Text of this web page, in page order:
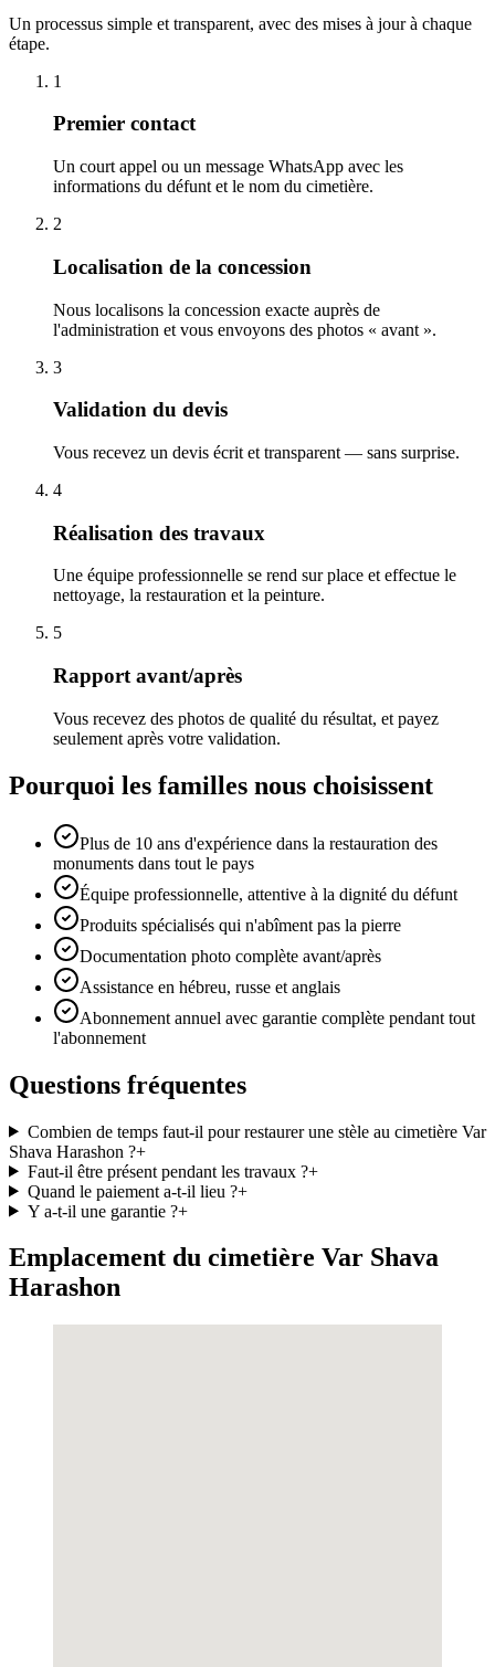
Un processus simple et transparent, avec des mises à jour à chaque
étape.
1
Premier contact
Un court appel ou un message WhatsApp avec les
informations du défunt et le nom du cimetière.
2
Localisation de la concession
Nous localisons la concession exacte auprès de
l'administration et vous envoyons des photos « avant ».
3
Validation du devis
Vous recevez un devis écrit et transparent — sans surprise.
4
Réalisation des travaux
Une équipe professionnelle se rend sur place et effectue le
nettoyage, la restauration et la peinture.
5
Rapport avant/après
Vous recevez des photos de qualité du résultat, et payez
seulement après votre validation.
Pourquoi les familles nous choisissent
Plus de 10 ans d'expérience dans la restauration des
monuments dans tout le pays
Équipe professionnelle, attentive à la dignité du défunt
Produits spécialisés qui n'abîment pas la pierre
Documentation photo complète avant/après
Assistance en hébreu, russe et anglais
Abonnement annuel avec garantie complète pendant tout
l'abonnement
Questions fréquentes
Combien de temps faut-il pour restaurer une stèle au cimetière Var
Shava Harashon ?+
Faut-il être présent pendant les travaux ?+
Quand le paiement a-t-il lieu ?+
Y a-t-il une garantie ?+
Emplacement du cimetière Var Shava
Harashon